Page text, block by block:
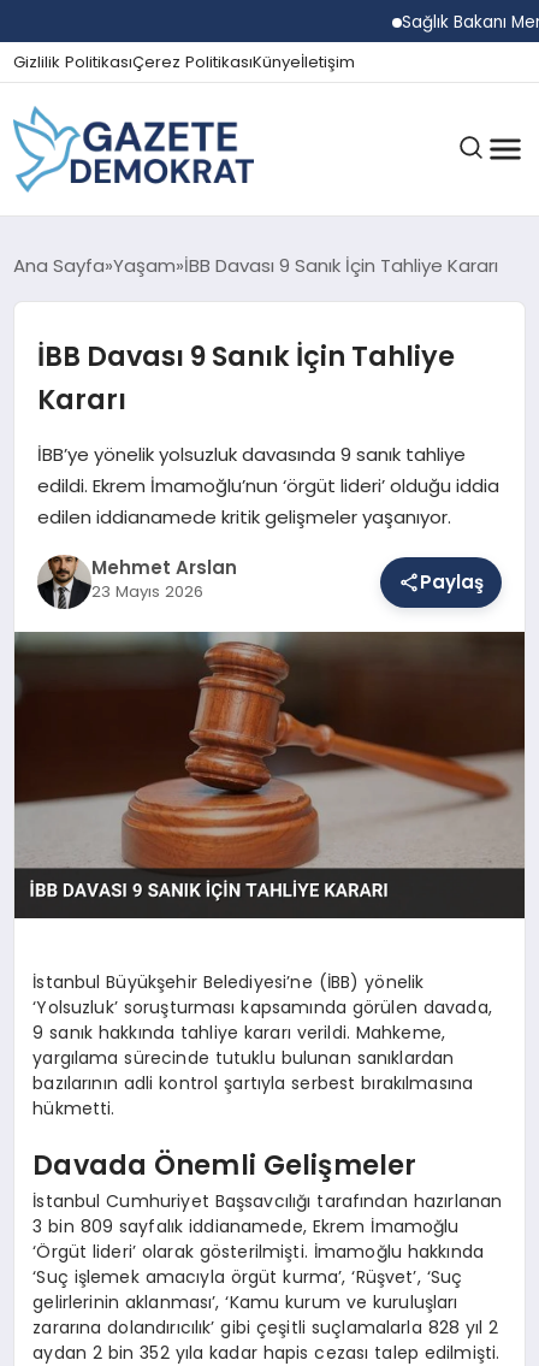
Sağlık Bakanı
Gizlilik PolitikasıÇerez PolitikasıKünyeİletişim
GÜNDEM
EKONOMI
MAGAZIN
DÜNYA
YAŞAM
Ana Sayfa Yaşam İBB Davası 9 Sanık İçin Tahliye Kararı
İBB Davası 9 Sanık İçin Tahliye
Kararı
İBB’ye yönelik yolsuzluk davasında 9 sanık tahliye
edildi. Ekrem İmamoğlu’nun ‘örgüt lideri’ olduğu iddia
edilen iddianamede kritik gelişmeler yaşanıyor.
Mehmet Arslan
23 Mayıs 2026 Paylaş
İstanbul Büyükşehir Belediyesi’ne (İBB) yönelik
‘Yolsuzluk’ soruşturması kapsamında görülen davada,
9 sanık hakkında tahliye kararı verildi. Mahkeme,
yargılama sürecinde tutuklu bulunan sanıklardan
bazılarının adli kontrol şartıyla serbest bırakılmasına
hükmetti.
Davada Önemli Gelişmeler
İstanbul Cumhuriyet Başsavcılığı tarafından hazırlanan
3 bin 809 sayfalık iddianamede, Ekrem İmamoğlu
‘Örgüt lideri’ olarak gösterilmişti. İmamoğlu hakkında
‘Suç işlemek amacıyla örgüt kurma’, ‘Rüşvet’, ‘Suç
gelirlerinin aklanması’, ‘Kamu kurum ve kuruluşları
zararına dolandırıcılık’ gibi çeşitli suçlamalarla 828 yıl 2
aydan 2 bin 352 yıla kadar hapis cezası talep edilmişti.